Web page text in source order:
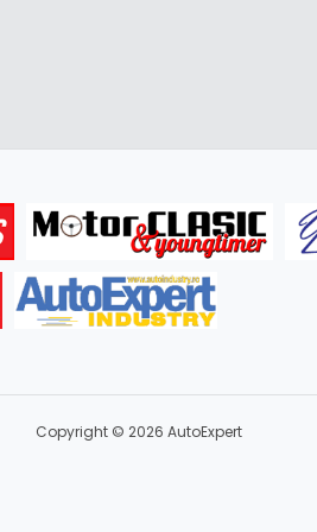
Copyright © 2026 AutoExpert